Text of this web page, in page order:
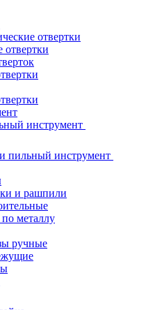
отвертки
отвертки
инструмент
пильный инструмент
и рашпили
металлу
ручные